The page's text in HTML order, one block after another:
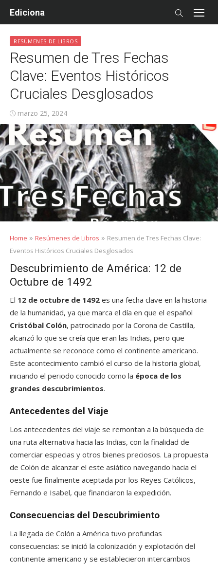
Ediciona
RESÚMENES DE LIBROS
Resumen de Tres Fechas
Clave: Eventos Históricos
Cruciales Desglosados
Posted
on
marzo 25, 2024
Home » Resúmenes de Libros » Resumen de Tres Fechas Clave:
Eventos Históricos Cruciales Desglosados
Descubrimiento de América: 12 de
Octubre de 1492
El 12 de octubre de 1492 es una fecha clave en la historia
de la humanidad, ya que marca el día en que el español
Cristóbal Colón, patrocinado por la Corona de Castilla,
alcanzó lo que se creía que eran las Indias, pero que
actualmente se reconoce como el continente americano.
Este acontecimiento cambió el curso de la historia global,
iniciando el periodo conocido como la época de los
grandes descubrimientos.
Antecedentes del Viaje
Los antecedentes del viaje se remontan a la búsqueda de
una ruta alternativa hacia las Indias, con la finalidad de
comerciar especias y otros bienes preciosos. La propuesta
de Colón de alcanzar el este asiático navegando hacia el
oeste fue finalmente aceptada por los Reyes Católicos,
Fernando e Isabel, que financiaron la expedición.
Consecuencias del Descubrimiento
La llegada de Colón a América tuvo profundas
consecuencias: se inició la colonización y explotación del
continente americano y se establecieron intercambios